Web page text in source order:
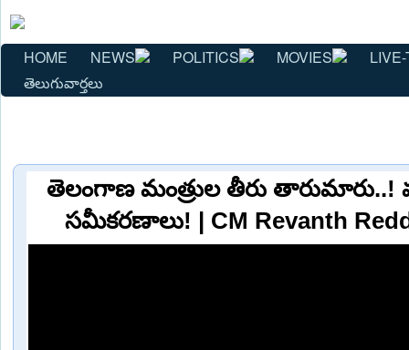
HOME NEWS POLITICS MOVIES
తెలుగువార్తలు
తెలంగాణ మంత్రుల తీరు
సమీకరణాలు! | CM Revanth